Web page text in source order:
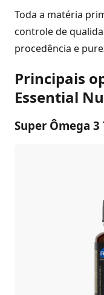
Toda a matéria
controle de
procedência e
Principais
Essential
Super Ômega 3